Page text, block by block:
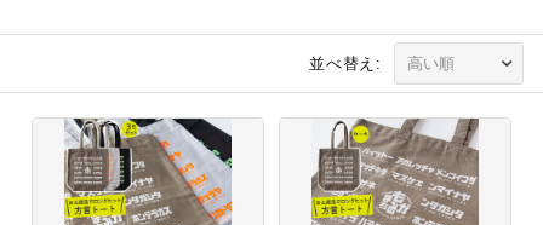
並べ替え: